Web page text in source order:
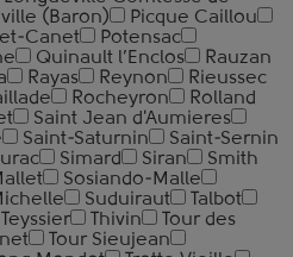
(Baron)
Picque Сaillou
Canet
Potensac
Quinault l’Enclos
Rauzan
Rayas Reynon
Rieussec
Rocheyron
Rolland
Saint Jean d'Aumieres
Saint-Saturnin
Saint-Sernin
Simard Siran
Smith
Sosiando-Malle
Suduiraut
Talbot
Teyssier Thivin
Tour des
Tour Sieujean